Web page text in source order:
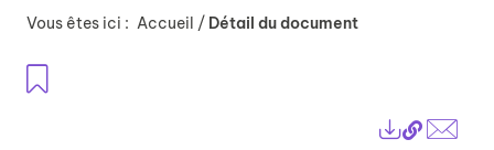
Vous êtes ici : Accueil / Détail du document
Lien